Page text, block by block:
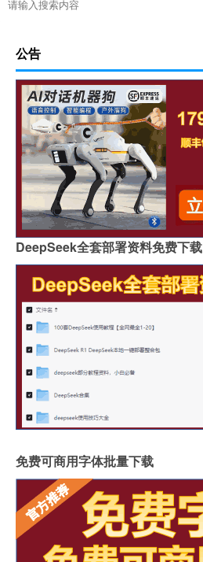
公告
DeepSeek全套部署资料免费下载
免费可商用字体批量下载